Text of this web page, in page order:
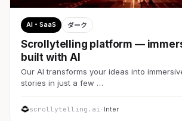
AI・SaaS ダーク
Scrollytelling platform —
built with AI
Our AI transforms your ideas into
stories in just a few …
scrollytelling.ai· Inter